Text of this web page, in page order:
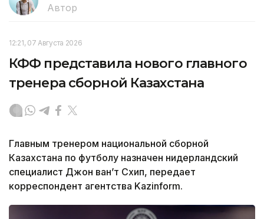
Автор
12:21, 07 Августа 2026
КФФ представила нового главного
тренера сборной Казахстана
Главным тренером национальной сборной
Казахстана по футболу назначен нидерландский
специалист Джон ван’т Схип, передает
корреспондент агентства Kazinform.